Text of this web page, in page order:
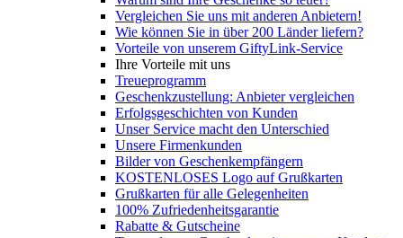
Vergleichen Sie uns mit anderen Anbietern!
Wie können Sie in über 200 Länder liefern?
Vorteile von unserem GiftyLink-Service
Ihre Vorteile mit uns
Treueprogramm
Geschenkzustellung: Anbieter vergleichen
Erfolgsgeschichten von Kunden
Unser Service macht den Unterschied
Unsere Firmenkunden
Bilder von Geschenkempfängern
KOSTENLOSES Logo auf Grußkarten
Grußkarten für alle Gelegenheiten
100% Zufriedenheitsgarantie
Rabatte & Gutscheine